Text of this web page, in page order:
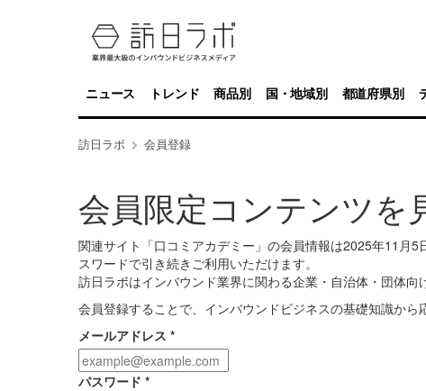
ニュース トレンド 商品別 国・地域別 都道府県別
訪日ラボ 会員登録
会員限定コンテンツを
関連サイト「口コミアカデミー」の会員情報は2025年11月
スワードで引き続きご利用いただけます。
訪日ラボはインバウンド業界に関わる企業・自治体・団体
会員登録することで、インバウンドビジネスの基礎知識か
メールアドレス *
パスワード *